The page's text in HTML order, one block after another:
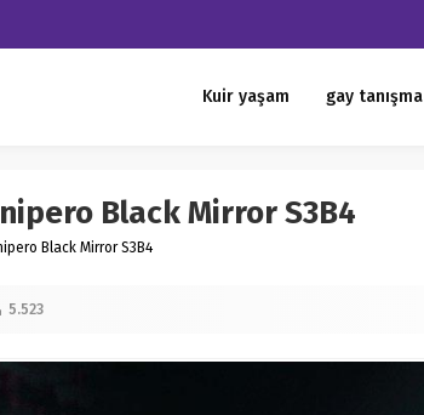
Kuir yaşam gay tanışma
Black Mirror S3B4
Black Mirror S3B4
5.523